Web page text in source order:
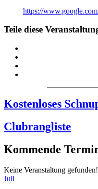
https://
Teile diese
Kostenloses
Clubrangliste
Kommende
Keine Veranstaltung gefunden!
Juli